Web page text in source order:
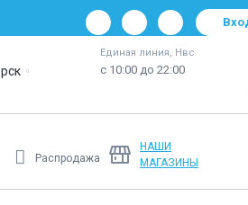
Единая линия, Нвс
с 10:00 до 22:00
Распродажа
НАШИ
МАГАЗИНЫ